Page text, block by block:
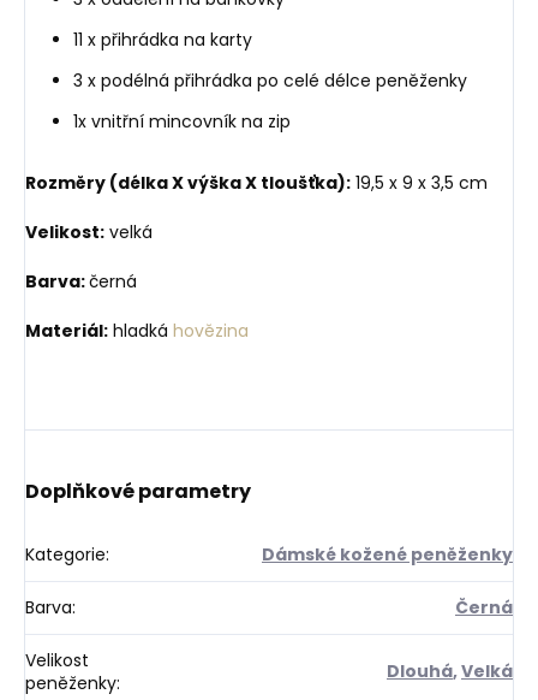
11 x přihrádka na karty
3 x podélná přihrádka po celé délce peněženky
1x vnitřní mincovník na zip
Rozměry (délka X výška X tloušťka): 19,5 x 9 x 3,5 cm
Velikost: velká
Barva:černá
Materiál: hladká hovězina
Doplňkové parametry
Kategorie: Dámské kožené peněženky
Barva: Černá
Velikost
peněženky: Dlouhá,Velká